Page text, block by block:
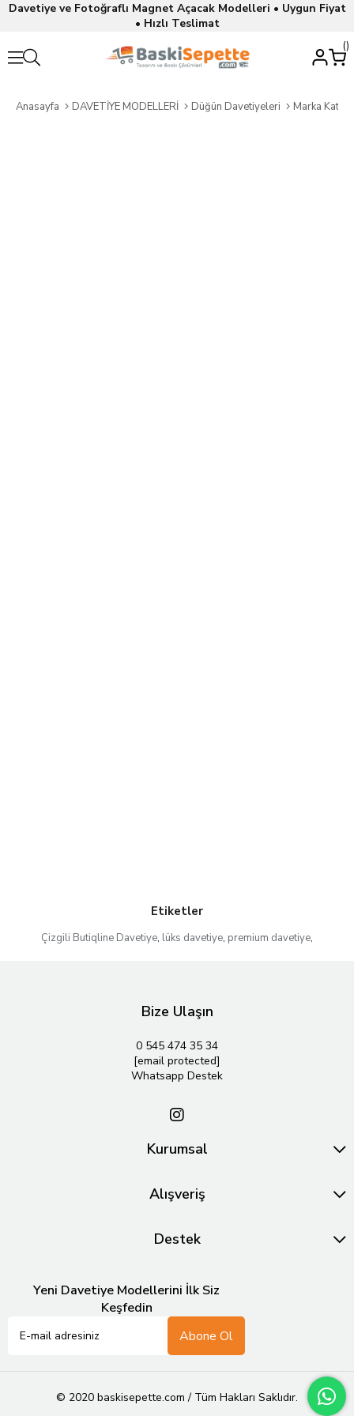
Davetiye ve Fotoğraflı Magnet Açacak Modelleri • Uygun Fiyat
• Hızlı Teslimat
Anasayfa DAVETİYE MODELLERİ Düğün Davetiyeleri Marka
Etiketler
Çizgili Butiqline Davetiye, lüks davetiye, premium davetiye,
Bize Ulaşın
0 545 474 35 34
[email protected]
Whatsapp Destek
Kurumsal
Alışveriş
Destek
Yeni Davetiye Modellerini İlk Siz
Keşfedin
Abone Ol
© 2020 baskisepette.com / Tüm Hakları Saklıdır.